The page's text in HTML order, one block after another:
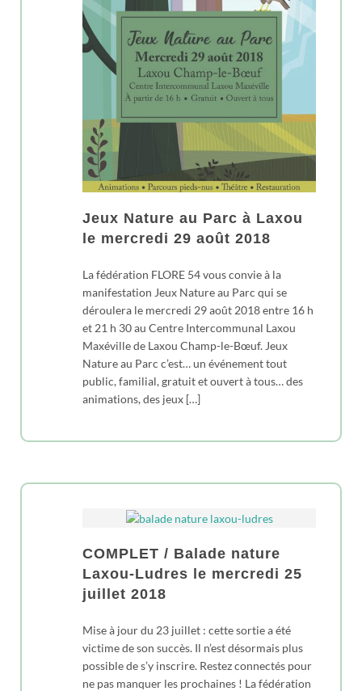
Jeux Nature au Parc à Laxou
le mercredi 29 août 2018
La fédération FLORE 54 vous convie à la
manifestation Jeux Nature au Parc qui se
déroulera le mercredi 29 août 2018 entre 16 h
et 21 h 30 au Centre Intercommunal Laxou
Maxéville de Laxou Champ-le-Bœuf. Jeux
Nature au Parc c’est… un événement tout
public, familial, gratuit et ouvert à tous… des
animations, des jeux […]
COMPLET / Balade nature
Laxou-Ludres le mercredi 25
juillet 2018
Mise à jour du 23 juillet : cette sortie a été
victime de son succès. Il n’est désormais plus
possible de s’y inscrire. Restez connectés pour
ne pas manquer les prochaines ! La fédération